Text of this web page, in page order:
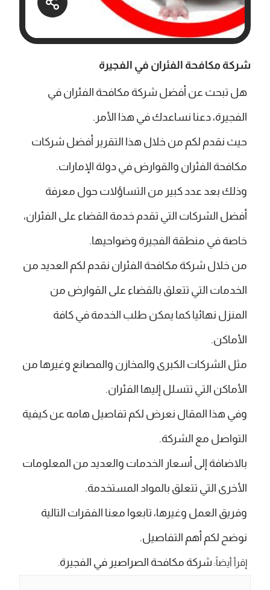
شركة مكافحة الفئران في الفجيرة
هل تبحث عن أفضل شركة مكافحة الفئران في
الفجيرة، دعنا نساعدك في هذا الأمر.
حيث نقدم لكم من خلال هذا التقرير أفضل شركات
مكافحة الفئران والقوارض في دولة الإمارات.
وذلك بعد عدد كبير من التساؤلات حول معرفة
أفضل الشركات التي تقدم خدمة القضاء على الفئران،
خاصة في منطقة الفجيرة وضواحيها.
من خلال شركة مكافحة الفئران نقدم لكم العديد من
الخدمات التي تتعلق بالقضاء على القوارض من
المنزل نهائيا كما يمكن طلب الخدمة في كافة
الأماكن.
مثل الشركات الكبرى والمخازن والمصانع وغيرها من
الأماكن التي تتسلل إليها الفئران.
وفي هذا المقال نعرض لكم تفاصيل هامه عن كيفية
التواصل مع الشركة.
بالاضافة إلى أسعار الخدمات والعديد من المعلومات
الأخرى التي تتعلق بالمواد المستخدمة.
وفريق العمل وغيرها، تابعوا معنا الفقرات التالية
نوضح لكم أهم التفاصيل.
إقرأ أيضاً: شركة مكافحة الصراصير في الفجيرة.